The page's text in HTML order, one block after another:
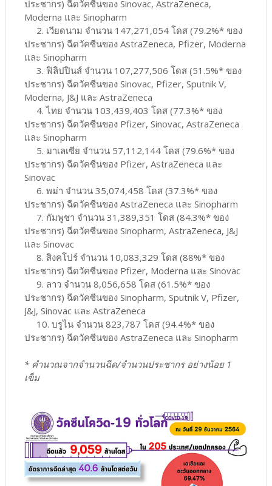
ประชากร) ฉีดวัคซีนของ Sinovac, AstraZeneca,
Moderna และ Sinopharm
2. เวียดนาม จำนวน 147,271,054 โดส (79.2%* ของ
ประชากร) ฉีดวัคซีนของ AstraZeneca, Pfizer, Moderna
และ Sinopharm
3. ฟิลิปปินส์ จำนวน 107,277,506 โดส (51.5%* ของ
ประชากร) ฉีดวัคซีนของ Sinovac, Pfizer, Sputnik V,
Moderna, J&J และ AstraZeneca
4. ไทย จำนวน 103,439,403 โดส (77.3%* ของ
ประชากร) ฉีดวัคซีนของ Pfizer, Sinovac, AstraZeneca
และ Sinopharm
5. มาเลเซีย จำนวน 57,112,144 โดส (79.6%* ของ
ประชากร) ฉีดวัคซีนของ Pfizer, AstraZeneca และ
Sinovac
6. พม่า จำนวน 35,074,458 โดส (37.3%* ของ
ประชากร) ฉีดวัคซีนของ AstraZeneca และ Sinopharm
7. กัมพูชา จำนวน 31,389,351 โดส (84.3%* ของ
ประชากร) ฉีดวัคซีนของ Sinopharm, AstraZeneca, J&J
และ Sinovac
8. สิงคโปร์ จำนวน 10,083,329 โดส (88%* ของ
ประชากร) ฉีดวัคซีนของ Pfizer, Moderna และ Sinovac
9. ลาว จำนวน 8,056,658 โดส (61.5%* ของ
ประชากร) ฉีดวัคซีนของ Sinopharm, Sputnik V, Pfizer,
J&J, Sinovac และ AstraZeneca
10. บรูไน จำนวน 823,787 โดส (94.4%* ของ
ประชากร) ฉีดวัคซีนของ AstraZeneca และ Sinopharm
* คำนวณจากจำนวนฉีด/จำนวนประชากร อย่างน้อย 1
เข็ม